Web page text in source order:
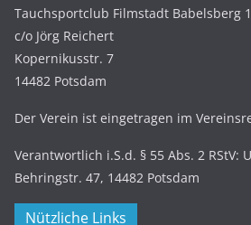
Tauchsportclub Filmstadt Babelsberg
c/o Jörg Reichert
Kopernikusstr. 7
14482 Potsdam
Der Verein ist eingetragen im
Verantwortlich i.S.d. § 55 Abs. 2 RStV:
Behringstr. 47, 14482 Potsdam
Nützliche Links